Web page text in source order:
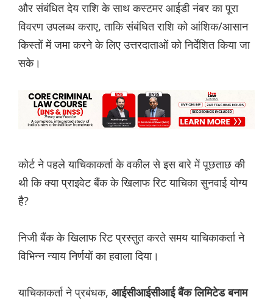
और संबंधित देय राशि के साथ कस्टमर आईडी नंबर का पूरा
विवरण उपलब्ध कराए, ताकि संबंधित राशि को आंशिक/आसान
किस्तों में जमा करने के लिए उत्तरदाताओं को निर्देशित किया जा
सके।
कोर्ट ने पहले याचिकाकर्ता के वकील से इस बारे में पूछताछ की
थी कि क्या प्राइवेट बैंक के खिलाफ रिट याचिका सुनवाई योग्य
है?
निजी बैंक के खिलाफ रिट प्रस्तुत करते समय याचिकाकर्ता ने
विभिन्न न्याय निर्णयों का हवाला दिया।
याचिकाकर्ता ने प्रबंधक, आईसीआईसीआई बैंक लिमिटेड बनाम